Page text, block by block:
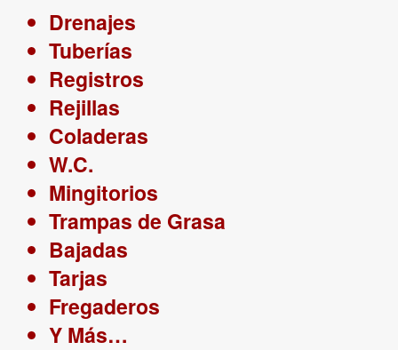
Drenajes
Tuberías
Registros
Rejillas
Coladeras
W.C.
Mingitorios
Trampas de Grasa
Bajadas
Tarjas
Fregaderos
Y Más…